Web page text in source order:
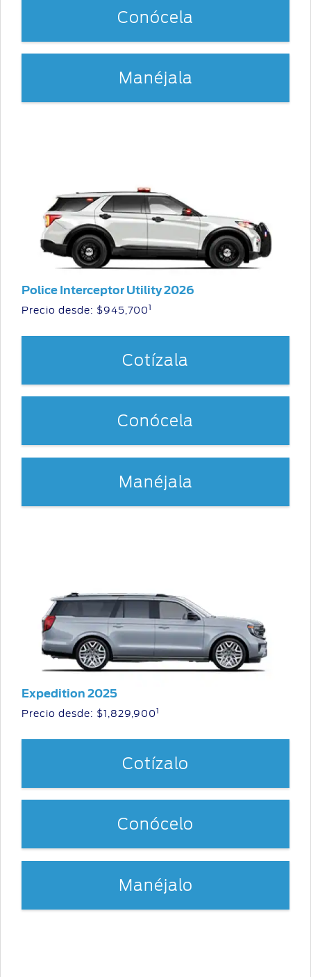
Conócela
Manéjala
Police Interceptor Utility 2026
Precio desde: $945,700
Cotízala
Conócela
Manéjala
Expedition 2025
Precio desde: $1,829,900
Cotízalo
Conócelo
Manéjalo